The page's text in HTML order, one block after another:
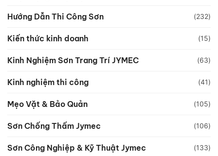
Hướng Dẫn Thi Công Sơn (232)
Kiến thức kinh doanh (15)
Kinh Nghiệm Sơn Trang Trí JYMEC (63)
Kinh nghiệm thi công (41)
Mẹo Vặt & Bảo Quản (105)
Sơn Chống Thấm Jymec (106)
Sơn Công Nghiệp & Kỹ Thuật Jymec (133)